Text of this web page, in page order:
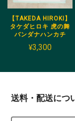
【TAKEDA HIROKI】
タケダヒロキ 虎の舞
バンダナハンカチ
¥3,300
送料・配送につ